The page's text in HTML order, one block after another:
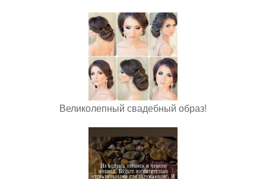
Великолепный свадебный образ!